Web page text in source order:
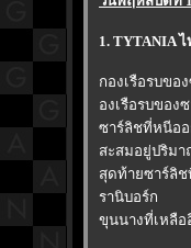
1. TYTANIA
กองเรือรบขอ
องเรือรบของ
ซาร์ลิชที่หนีออ
สะสมอยู่ปริม
สุดท้ายซาร์ลิ
รานิบอร์ก
ขุนนางที่เหลือ